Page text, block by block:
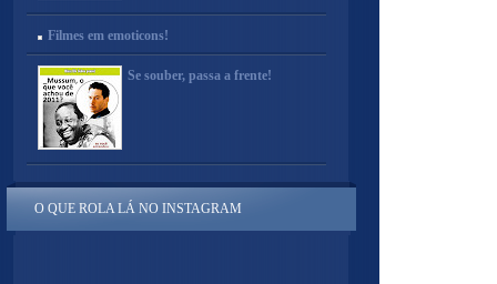
Filmes em emoticons!
Se souber, passa a frente!
O QUE ROLA LÁ NO INSTAGRAM